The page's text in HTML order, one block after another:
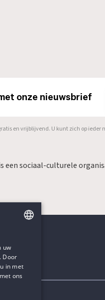
onze nieuwsbrief
en vrijblijvend. U kunt zich op ieder
een sociaal-culturele
DUTCH
uw
Door
in met
ons